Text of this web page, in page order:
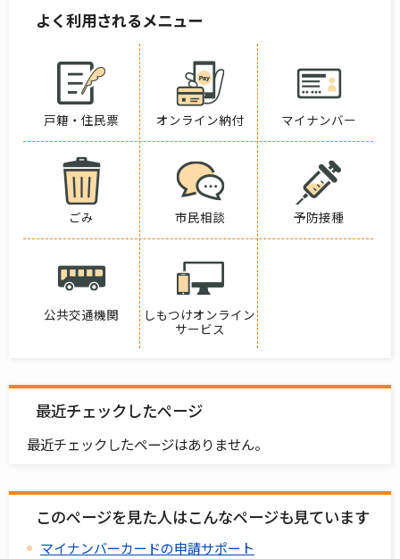
よく利用されるメニュー
戸籍・住民票 オンライン納付 マイナンバー
ごみ 市民相談 予防接種
公共交通機関
しもつけオンライン
サービス
最近チェックしたページ
最近チェックしたページはありません。
このページを見た人はこんなページも見ています
マイナンバーカードの申請サポート